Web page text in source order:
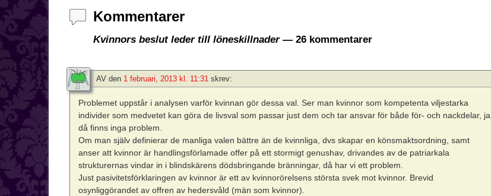
Kommentarer
Kvinnors beslut leder till löneskillnader— 26 kommentarer
AV den 1 februari, 2013 kl. 11:31 skrev:
Problemet uppstår i analysen varför kvinnan gör dessa val. Ser man kvinnor som kompetenta viljestarka
individer som medvetet kan göra de livsval som passar just dem och tar ansvar för både för- och nackdelar, ja
då finns inga problem.
Om man själv definierar de manliga valen bättre än de kvinnliga, dvs skapar en könsmaktsordning, samt
anser att kvinnor är handlingsförlamade offer på ett stormigt genushav, drivandes av de patriarkala
strukturernas vindar in i blindskärens dödsbringande bränningar, då har vi ett problem.
Just pasivitetsförklaringen av kvinnor är ett av kvinnorörelsens största svek mot kvinnor. Brevid
osynliggörandet av offren av hedersvåld (män som kvinnor).